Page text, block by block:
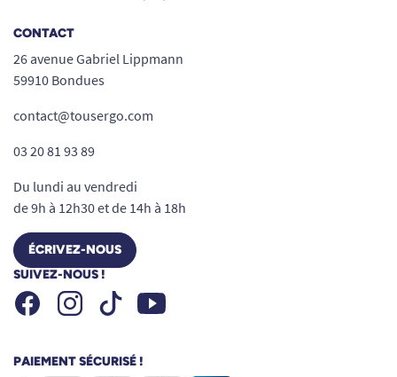
CONTACT
26 avenue Gabriel Lippmann
59910 Bondues
contact@tousergo.com
03 20 81 93 89
Du lundi au vendredi
de 9h à 12h30 et de 14h à 18h
ÉCRIVEZ-NOUS
SUIVEZ-NOUS !
FacebookInstagramTiktok Youtube
PAIEMENT SÉCURISÉ !